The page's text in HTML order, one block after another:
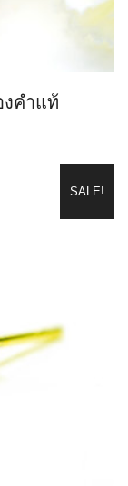
คำแท้
SALE!